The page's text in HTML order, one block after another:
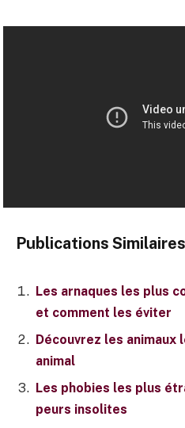
Publications
Les arnaques les plus
et comment les éviter
Découvrez les
animal
Les phobies les plus
peurs insolites